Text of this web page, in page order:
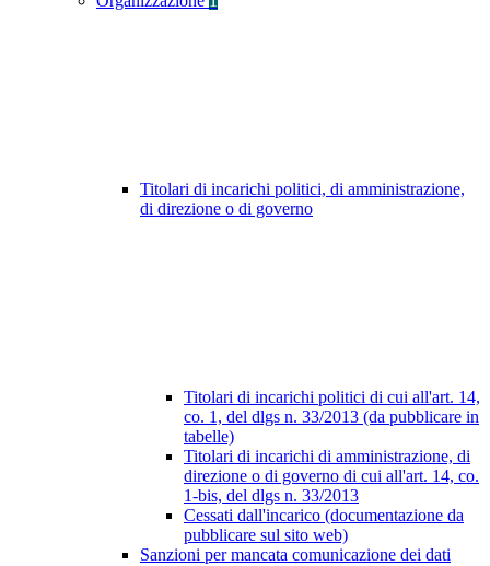
Titolari di incarichi politici, di amministrazione,
di direzione o di governo
Titolari di incarichi politici di cui all'art. 14,
co. 1, del dlgs n. 33/2013 (da pubblicare in
tabelle)
Titolari di incarichi di amministrazione, di
direzione o di governo di cui all'art. 14, co.
1-bis, del dlgs n. 33/2013
Cessati dall'incarico (documentazione da
pubblicare sul sito web)
Sanzioni per mancata comunicazione dei dati